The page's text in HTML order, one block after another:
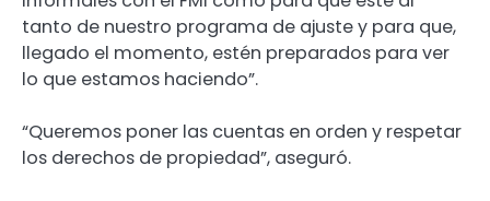
tanto de nuestro programa de ajuste y para que,
llegado el momento, estén preparados para ver
lo que estamos haciendo”.
“Queremos poner las cuentas en orden y respetar
los derechos de propiedad”, aseguró.